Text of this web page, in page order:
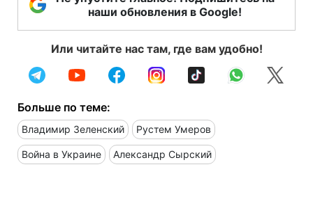
наши обновления в Google!
Или читайте нас там, где вам удобно!
Больше по теме:
Владимир Зеленский Рустем Умеров
Война в Украине Александр Сырский